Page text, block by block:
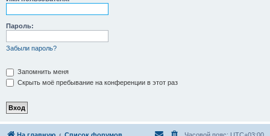
Пароль:
Забыли пароль?
Запомнить меня
Скрыть моё пребывание на конференции в этот раз